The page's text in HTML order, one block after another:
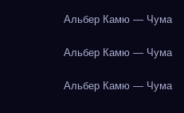
Альбер Камю — Чума
Альбер Камю — Чума
Альбер Камю — Чума